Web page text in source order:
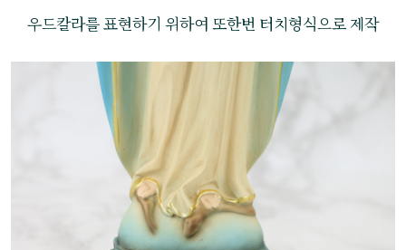
우드칼라를 표현하기 위하여 또한번 터치형식으로 제작